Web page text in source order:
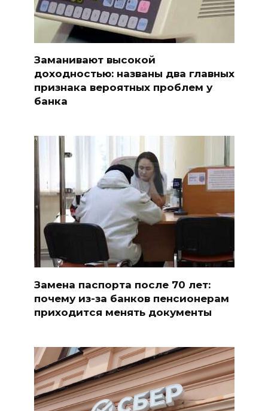
Заманивают высокой
доходностью: названы два главных
признака вероятных проблем у
банка
Замена паспорта после 70 лет:
почему из-за банков пенсионерам
приходится менять документы